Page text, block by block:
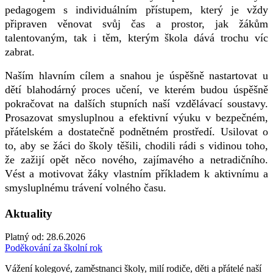
pedagogem s individuálním přístupem, který je vždy
připraven věnovat svůj čas a prostor, jak žákům
talentovaným, tak i těm, kterým škola dává trochu víc
zabrat.
Naším hlavním cílem a snahou je úspěšně nastartovat u
dětí blahodárný proces učení, ve kterém budou úspěšně
pokračovat na dalších stupních naší vzdělávací soustavy.
Prosazovat smysluplnou a efektivní výuku v bezpečném,
přátelském a dostatečně podnětném prostředí. Usilovat o
to, aby se žáci do školy těšili, chodili rádi s vidinou toho,
že zažijí opět něco nového, zajímavého a netradičního.
Vést a motivovat žáky vlastním příkladem k aktivnímu a
smysluplnému trávení volného času.
Aktuality
Platný od: 28.6.2026
Poděkování za školní rok
Vážení kolegové, zaměstnanci školy, milí rodiče, děti a přátelé naší